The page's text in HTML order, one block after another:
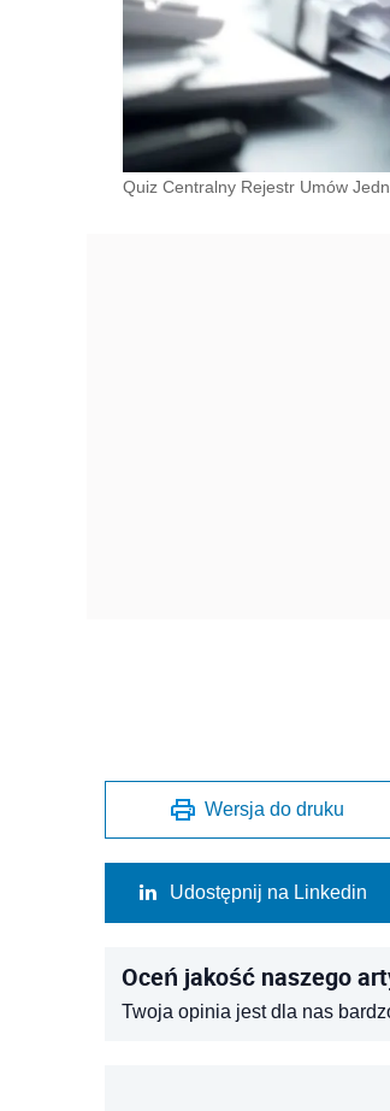
Quiz Centralny Rejestr Umów
Wersja do druku
Udostępnij na Linkedin
Oceń jakość naszego
Twoja opinia jest dla nas